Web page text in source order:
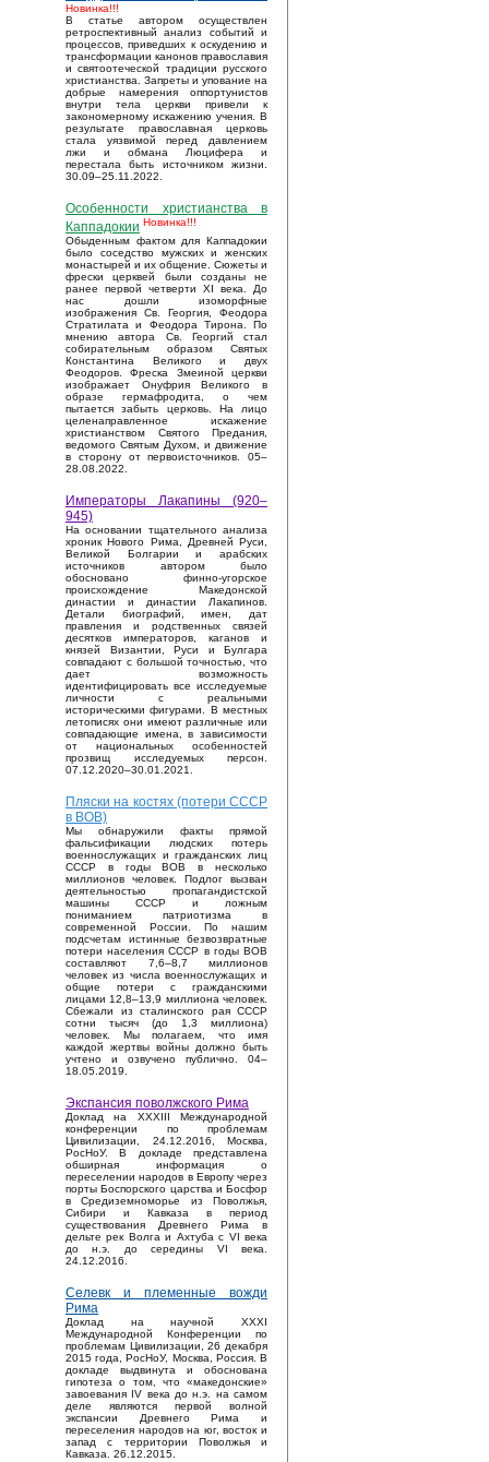
Новинка!!!
В статье автором осуществлен
ретроспективный анализ событий и
процессов, приведших к оскудению и
трансформации канонов православия
и святоотеческой традиции русского
христианства. Запреты и упование на
добрые намерения оппортунистов
внутри тела церкви привели к
закономерному искажению учения. В
результате православная церковь
стала уязвимой перед давлением
лжи и обмана Люцифера и
перестала быть источником жизни.
30.09–25.11.2022.
Особенности христианства в
Каппадокии Новинка!!!
Обыденным фактом для Каппадокии
было соседство мужских и женских
монастырей и их общение. Сюжеты и
фрески церквей были созданы не
ранее первой четверти XI века. До
нас дошли изоморфные
изображения Св. Георгия, Феодора
Стратилата и Феодора Тирона. По
мнению автора Св. Георгий стал
собирательным образом Святых
Константина Великого и двух
Феодоров. Фреска Змеиной церкви
изображает Онуфрия Великого в
образе гермафродита, о чем
пытается забыть церковь. На лицо
целенаправленное искажение
христианством Святого Предания,
ведомого Святым Духом, и движение
в сторону от первоисточников. 05–
28.08.2022.
Императоры Лакапины (920–
945)
На основании тщательного анализа
хроник Нового Рима, Древней Руси,
Великой Болгарии и арабских
источников автором было
обосновано финно-угорское
происхождение Македонской
династии и династии Лакапинов.
Детали биографий, имен, дат
правления и родственных связей
десятков императоров, каганов и
князей Византии, Руси и Булгара
совпадают с большой точностью, что
дает возможность
идентифицировать все исследуемые
личности с реальными
историческими фигурами. В местных
летописях они имеют различные или
совпадающие имена, в зависимости
от национальных особенностей
прозвищ исследуемых персон.
07.12.2020–30.01.2021.
Пляски на костях (потери СССР
в ВОВ)
Мы обнаружили факты прямой
фальсификации людских потерь
военнослужащих и гражданских лиц
СССР в годы ВОВ в несколько
миллионов человек. Подлог вызван
деятельностью пропагандистской
машины СССР и ложным
пониманием патриотизма в
современной России. По нашим
подсчетам истинные безвозвратные
потери населения СССР в годы ВОВ
составляют 7,6–8,7 миллионов
человек из числа военнослужащих и
общие потери с гражданскими
лицами 12,8–13,9 миллиона человек.
Сбежали из сталинского рая СССР
сотни тысяч (до 1,3 миллиона)
человек. Мы полагаем, что имя
каждой жертвы войны должно быть
учтено и озвучено публично. 04–
18.05.2019.
Экспансия поволжского Рима
Доклад на XXXIII Международной
конференции по проблемам
Цивилизации, 24.12.2016, Москва,
РосНоУ. В докладе представлена
обширная информация о
переселении народов в Европу через
порты Боспорского царства и Босфор
в Средиземноморье из Поволжья,
Сибири и Кавказа в период
существования Древнего Рима в
дельте рек Волга и Ахтуба с VI века
до н.э. до середины VI века.
24.12.2016.
Селевк и племенные вожди
Рима
Доклад на научной XXXI
Международной Конференции по
проблемам Цивилизации, 26 декабря
2015 года, РосНоУ, Москва, Россия. В
докладе выдвинута и обоснована
гипотеза о том, что «македонские»
завоевания IV века до н.э. на самом
деле являются первой волной
экспансии Древнего Рима и
переселения народов на юг, восток и
запад с территории Поволжья и
Кавказа. 26.12.2015.